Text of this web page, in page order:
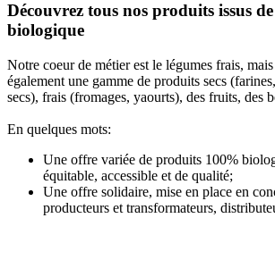
Découvrez tous nos produits issus
biologique
Notre coeur de métier est le légumes frais,
également une gamme de produits secs
secs), frais (fromages, yaourts), des fruits, des
En quelques mots:
Une offre variée de produits 100%
équitable, accessible et de qualité;
Une offre solidaire, mise en place en
producteurs et transformateurs,